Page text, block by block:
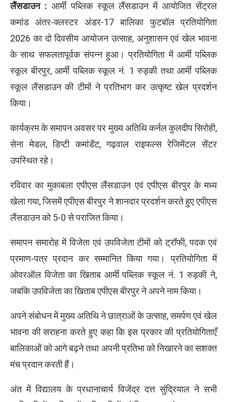
लैंसडाउन : आर्मी पब्लिक स्कूल लैंसडाउन में आयोजित सेंट्रल
कमांड अंतर-क्लस्टर अंडर-17 बालिका फुटबॉल प्रतियोगिता
2026 का दो दिवसीय आयोजन उत्साह, अनुशासन एवं खेल भावना
के साथ सफलतापूर्वक संपन्न हुआ। प्रतियोगिता में आर्मी पब्लिक
स्कूल बीरपुर, आर्मी पब्लिक स्कूल नं. 1 रुड़की तथा आर्मी पब्लिक
स्कूल लैंसडाउन की टीमों ने प्रतिभाग कर उत्कृष्ट खेल प्रदर्शन
किया।
कार्यक्रम के समापन अवसर पर मुख्य अतिथि कर्नल कुलदीप सिरोही,
सेना मेडल, डिप्टी कमांडेंट, गढ़वाल राइफल्स रेजिमेंटल सेंटर
उपस्थित रहे।
रविवार का मुकाबला एपीएस लैंसडाउन एवं एपीएस बीरपुर के मध्य
खेला गया, जिसमें एपीएस बीरपुर ने शानदार प्रदर्शन करते हुए एपीएस
लैंसडाउन को 5-0 से पराजित किया।
समापन समारोह में विजेता एवं उपविजेता टीमों को ट्रॉफी, पदक एवं
प्रमाण-पत्र प्रदान कर सम्मानित किया गया। प्रतियोगिता में
ओवरऑल विजेता का खिताब आर्मी पब्लिक स्कूल नं. 1 रुड़की ने,
जबकि उपविजेता का खिताब एपीएस बीरपुर ने अपने नाम किया।
अपने संबोधन में मुख्य अतिथि ने छात्राओं के उत्साह, समर्पण एवं खेल
भावना की सराहना करते हुए कहा कि इस प्रकार की प्रतियोगिताएँ
बालिकाओं को आगे बढ़ने तथा अपनी प्रतिभा को निखारने का सशक्त
मंच प्रदान करती हैं।
अंत में विद्यालय के प्रधानाचार्य विजेंद्र दत्त सुंद्रियाल ने सभी